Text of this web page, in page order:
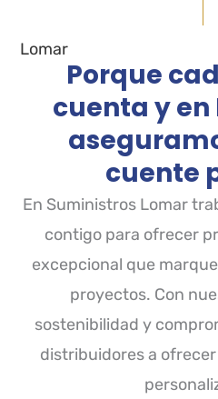
Lomar
Porque
cuenta y en
cuente
En Suministros Lomar
contigo para ofrecer
excepcional que
proyectos. Con
sostenibilidad y
distribuidores a